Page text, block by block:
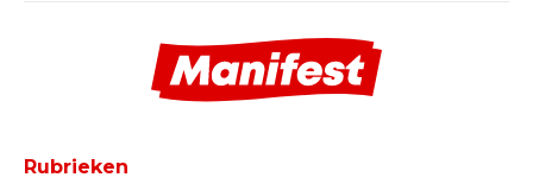
Rubrieken